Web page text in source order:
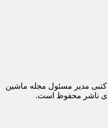
کتبی مدیر مسئول مجله ماشین
ناشر محفوظ است.